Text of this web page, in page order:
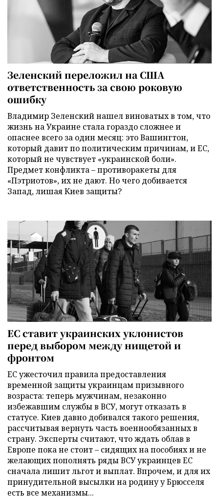
Зеленский переложил на США
ответственность за свою роковую
ошибку
Владимир Зеленский нашел виноватых в том, что
жизнь на Украине стала гораздо сложнее и
опаснее всего за один месяц: это Вашингтон,
который давит по политическим причинам, и ЕС,
который не чувствует «украинской боли».
Предмет конфликта – противоракеты для
«Пэтриотов», их не дают. Но чего добивается
Запад, лишая Киев защиты?
ЕС ставит украинских уклонистов
перед выбором между нищетой и
фронтом
ЕС ужесточил правила предоставления
временной защиты украинцам призывного
возраста: теперь мужчинам, незаконно
избежавшим службы в ВСУ, могут отказать в
статусе. Киев давно добивался такого решения,
рассчитывая вернуть часть военнообязанных в
страну. Эксперты считают, что ждать облав в
Европе пока не стоит – сидящих на пособиях и не
желающих пополнять ряды ВСУ украинцев ЕС
сначала лишит льгот и выплат. Впрочем, и для их
принудительной высылки на родину у Брюсселя
есть все механизмы...